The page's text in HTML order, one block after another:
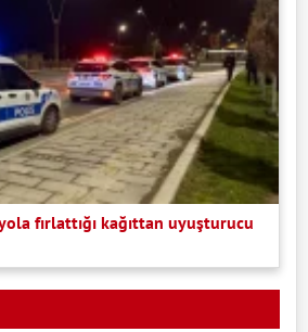
fırlattığı kağıttan uyuşturucu